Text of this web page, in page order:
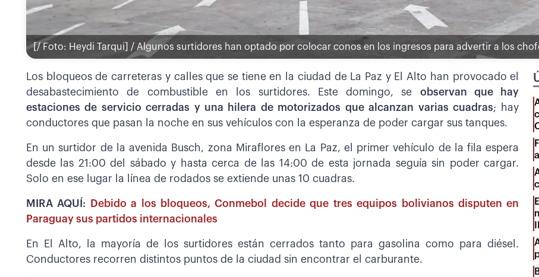
[/ Foto: Heydi Tarqui] / Algunos surtidores han optado por colocar conos en los ingresos para advertir a los
Los bloqueos de carreteras y calles que se tiene en la ciudad de La Paz y El Alto han provocado el
desabastecimiento de combustible en los surtidores. Este domingo, se observan que hay
estaciones de servicio cerradas y una hilera de motorizados que alcanzan varias cuadras; hay
conductores que pasan la noche en sus vehículos con la esperanza de poder cargar sus tanques.
En un surtidor de la avenida Busch, zona Miraflores en La Paz, el primer vehículo de la fila espera
desde las 21:00 del sábado y hasta cerca de las 14:00 de esta jornada seguía sin poder cargar.
Solo en ese lugar la línea de rodados se extiende unas 10 cuadras.
MIRA AQUÍ:
Debido a los bloqueos, Conmebol decide que tres equipos bolivianos disputen en
Paraguay sus partidos internacionales
En El Alto, la mayoría de los surtidores están cerrados tanto para gasolina como para diésel.
Conductores recorren distintos puntos de la ciudad sin encontrar el carburante.